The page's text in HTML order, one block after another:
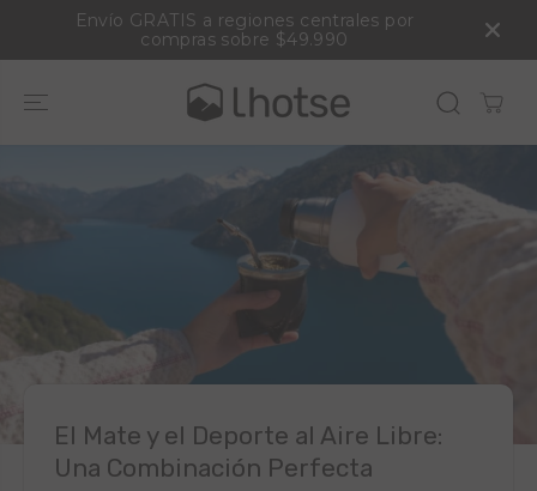
SALTAR AL
CONTENIDO
Envío GRATIS a regiones centrales por
compras sobre $49.990
El Mate y el Deporte al Aire Libre:
Una Combinación Perfecta